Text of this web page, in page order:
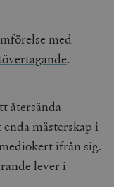
med
.
återsända
mästerskap i
ifrån sig.
lever i